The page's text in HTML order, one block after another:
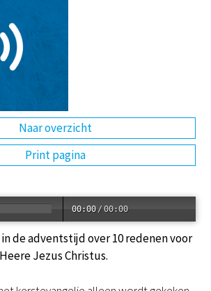
Naar overzicht
Print pagina
00:00 /00:00
de adventstijd over 10 redenen voor
Jezus Christus.